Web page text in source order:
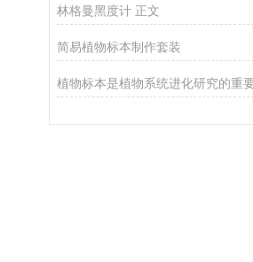
林格曼黑度计 正文
简易植物标本制作套装